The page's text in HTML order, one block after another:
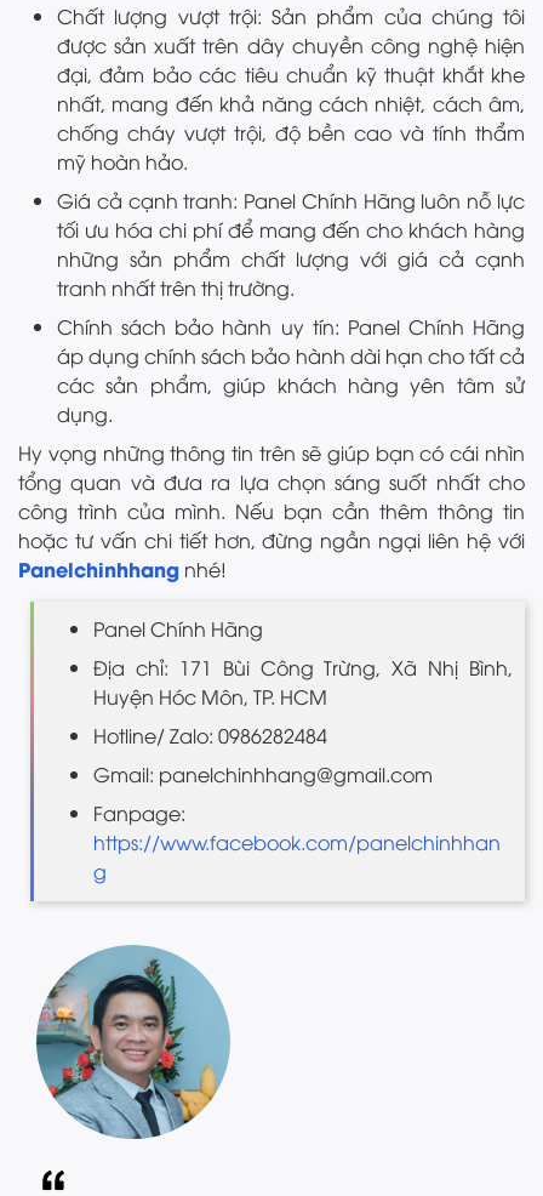
Chất lượng vượt trội: Sản phẩm của chúng tôi
được sản xuất trên dây chuyền công nghệ hiện
đại, đảm bảo các tiêu chuẩn kỹ thuật khắt khe
nhất, mang đến khả năng cách nhiệt, cách âm,
chống cháy vượt trội, độ bền cao và tính thẩm
mỹ hoàn hảo.
Giá cả cạnh tranh: Panel Chính Hãng luôn nỗ lực
tối ưu hóa chi phí để mang đến cho khách hàng
những sản phẩm chất lượng với giá cả cạnh
tranh nhất trên thị trường.
Chính sách bảo hành uy tín: Panel Chính Hãng
áp dụng chính sách bảo hành dài hạn cho tất cả
các sản phẩm, giúp khách hàng yên tâm sử
dụng.
Hy vọng những thông tin trên sẽ giúp bạn có cái nhìn
tổng quan và đưa ra lựa chọn sáng suốt nhất cho
công trình của mình. Nếu bạn cần thêm thông tin
hoặc tư vấn chi tiết hơn, đừng ngần ngại liên hệ với
Panelchinhhang nhé!
Panel Chính Hãng
Địa chỉ: 171 Bùi Công Trừng, Xã Nhị Bình,
Huyện Hóc Môn, TP. HCM
Hotline/ Zalo: 0986282484
Gmail: panelchinhhang@gmail.com
Fanpage:
https://www.facebook.com/panelchinhhan
g